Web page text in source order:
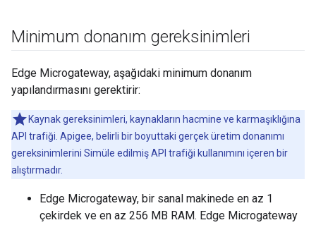
Minimum donanım gereksinimleri
Edge Microgateway, aşağıdaki minimum donanım
yapılandırmasını gerektirir:
Kaynak gereksinimleri, kaynakların hacmine ve karmaşıklığına
API trafiği. Apigee, belirli bir boyuttaki gerçek üretim donanımı
gereksinimlerini Simüle edilmiş API trafiği kullanımını içeren bir
alıştırmadır.
Edge Microgateway, bir sanal makinede en az 1
çekirdek ve en az 256 MB RAM. Edge Microgateway